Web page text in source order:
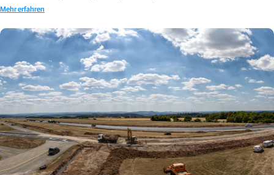
Mehr erfahren